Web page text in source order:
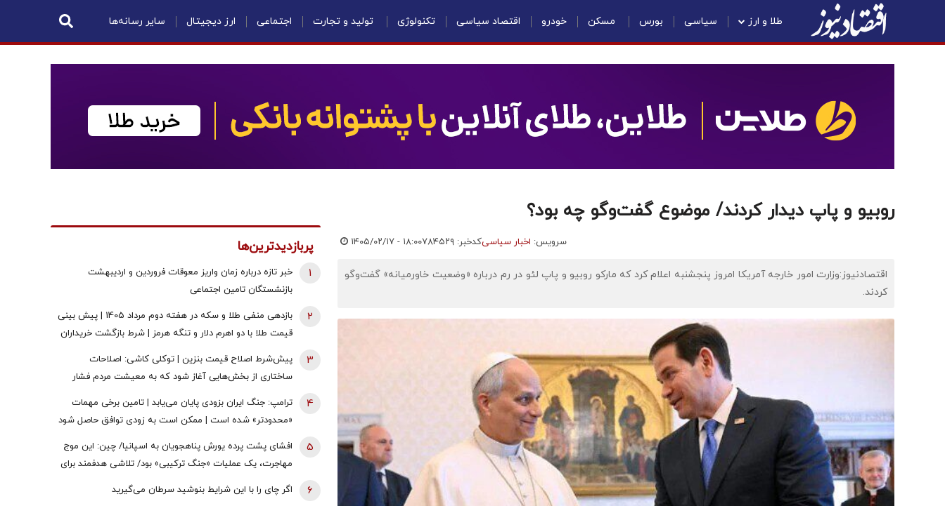
طلا و ارز سیاسی بورس مسکن خودرو اقتصاد سیاسی تکنولوژی تولید و تجارت اجتماعی ارز دیجیتال سایر رسانه‌ها
روبیو و پاپ دیدار کردند/ موضوع گفت‌وگو چه بود؟
سرویس: اخبار سیاسیکدخبر: ۷۸۴۵۲۹ ۱۴۰۵/۰۲/۱۷ - ۱۸:۰۰
اقتصادنیوز:وزارت امور خارجه آمریکا امروز پنجشنبه اعلام کرد که مارکو روبیو و پاپ لئو در رم درباره «وضعیت خاورمیانه» گفت‌وگو
کردند.
پربازدیدترین‌ها
خبر تازه درباره زمان واریز معوقات فروردین و اردیبهشت
بازنشستگان تامین اجتماعی
1
بازدهی منفی طلا و سکه در هفته دوم مرداد 1405 | پیش بینی
قیمت طلا با دو اهرم دلار و تنگه هرمز | شرط بازگشت خریداران
2
پیش‌شرط اصلاح قیمت بنزین | توکلی کاشی: اصلاحات
ساختاری از بخش‌هایی آغاز شود که به معیشت مردم فشار
3
ترامپ: جنگ ایران بزودی پایان می‌یابد | تامین برخی مهمات
«محدودتر» شده است | ممکن است به زودی توافق حاصل شود
4
افشای پشت پرده یورش پناهجویان به اسپانیا/ چین: این موج
مهاجرت، یک عملیات «جنگ ترکیبی» بود/ تلاشی هدفمند برای
اعمال فشار بر دولت «پدرو سانچز»
5
اگر چای را با این شرایط بنوشید سرطان می‌گیرید 6